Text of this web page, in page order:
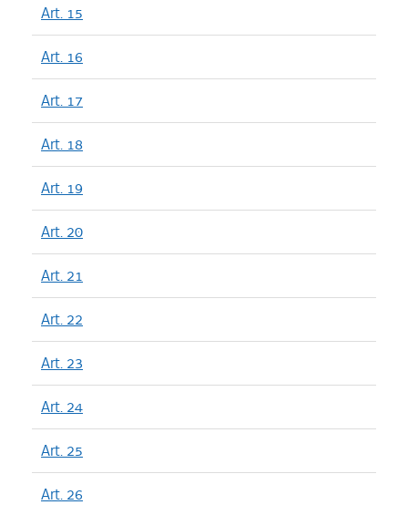
Art. 15
Art. 16
Art. 17
Art. 18
Art. 19
Art. 20
Art. 21
Art. 22
Art. 23
Art. 24
Art. 25
Art. 26